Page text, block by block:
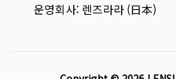
운영회사: 렌즈라라 (日本)